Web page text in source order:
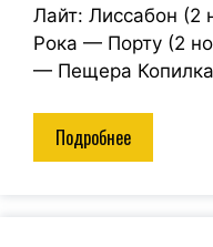
Лайт: Лиссабон
Рока — Порту (2
— Пещера
Подробнее